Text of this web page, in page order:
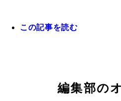
この記事を読む
編集部の